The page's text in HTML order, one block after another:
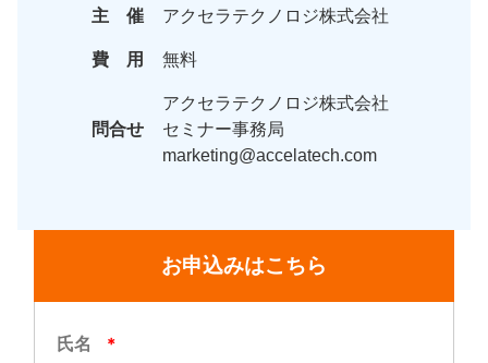
主 催 アクセラテクノロジ株式会社
費 用 無料
問合せ
アクセラテクノロジ株式会社
セミナー事務局
marketing@accelatech.com
お申込みはこちら